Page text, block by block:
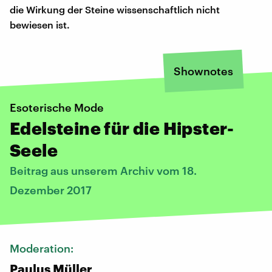
die Wirkung der Steine wissenschaftlich nicht
bewiesen ist.
Shownotes
Esoterische Mode
Edelsteine für die Hipster-
Seele
Beitrag aus unserem Archiv vom 18.
Dezember 2017
Moderation:
Paulus Müller